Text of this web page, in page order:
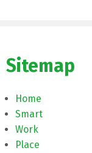
Sitemap
Home
Smart
Work
Place